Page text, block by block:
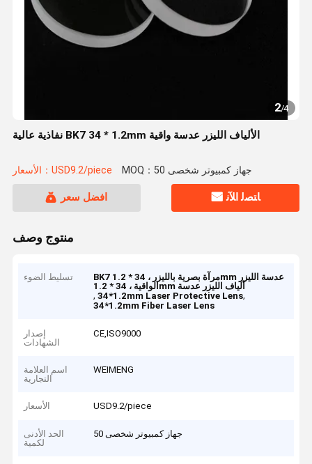
2/4
نفاذية عالية BK7 34 * 1.2mm الألياف الليزر عدسة واقية
الأسعار：USD9.2/piece MOQ：50 جهاز كمبيوتر شخصى
افضل سعر ﺎﺘﺼﻟ ﺍﻶﻧ
منتوج وصف
تسليط الضوء
BK7 مرآة بصرية بالليزر ، 34 * 1.2mm عدسة الليزر
الواقية ، 34 * 1.2mm ألياف الليزر عدسة
,34*1.2mm Laser Protective Lens,
34*1.2mm Fiber Laser Lens
إصدار
الشهادات
CE,ISO9000
اسم العلامة
التجارية
WEIMENG
الأسعار USD9.2/piece
الحد الأدنى
لكمية
50 جهاز كمبيوتر شخصى